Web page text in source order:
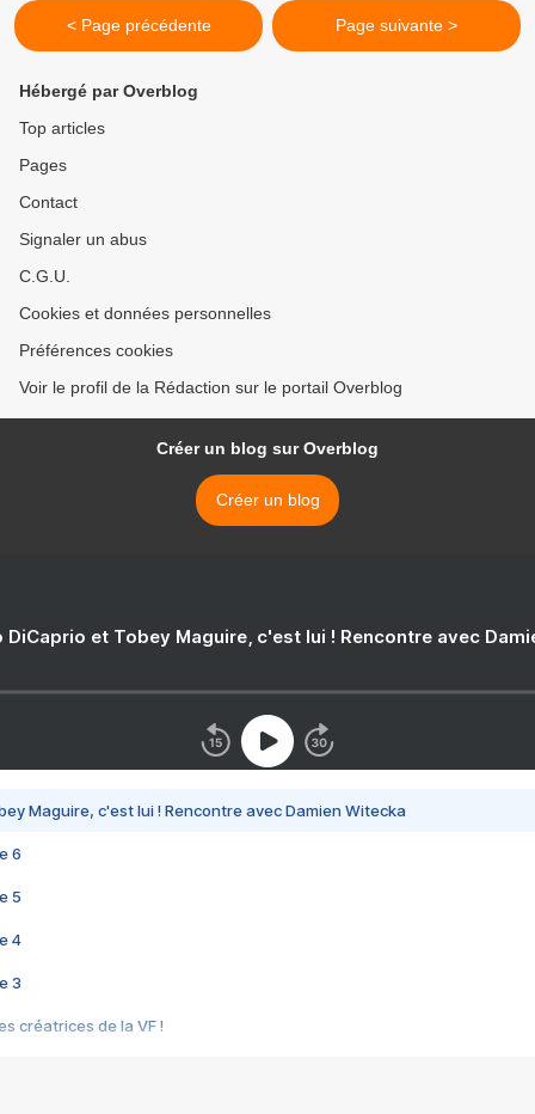
< Page précédente Page suivante >
Hébergé par Overblog
Top articles
Pages
Contact
Signaler un abus
C.G.U.
Cookies et données personnelles
Préférences cookies
Voir le profil de la Rédaction sur le portail Overblog
Créer un blog sur Overblog
Créer un blog
DiCaprio et Tobey Maguire, c'est lui ! Rencontre avec
Maguire, c'est lui ! Rencontre avec Damien Witecka
6
5
4
3
créatrices de la VF !